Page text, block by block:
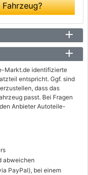
Markt.de identifizierte
entspricht. Ggf. sind
dass das
passt. Bei Fragen
Anbieter Autoteile-
abweichen
PayPal), bei einem